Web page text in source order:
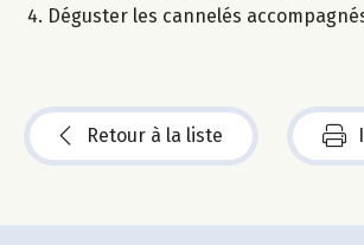
Déguster les cannelés
Retour à la liste